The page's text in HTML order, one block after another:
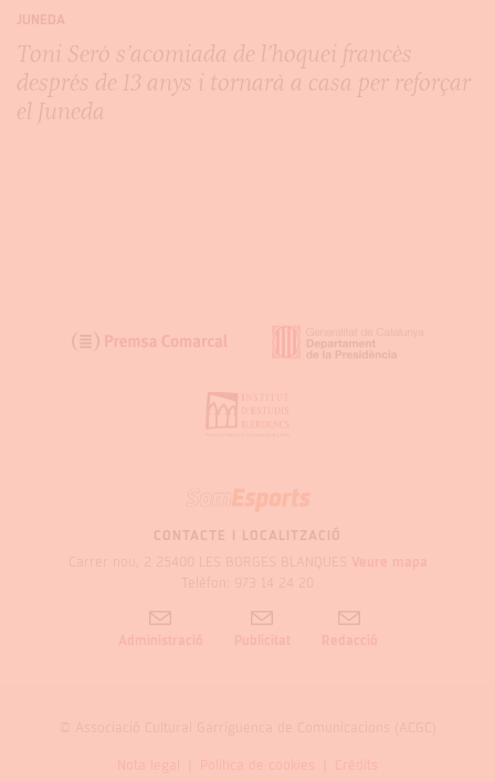
JUNEDA
Toni Seró s’acomiada de l’hoquei francès
després de 13 anys i tornarà a casa per reforçar
el Juneda
SOM
GARRIGUES
CONTACTE I LOCALITZACIÓ